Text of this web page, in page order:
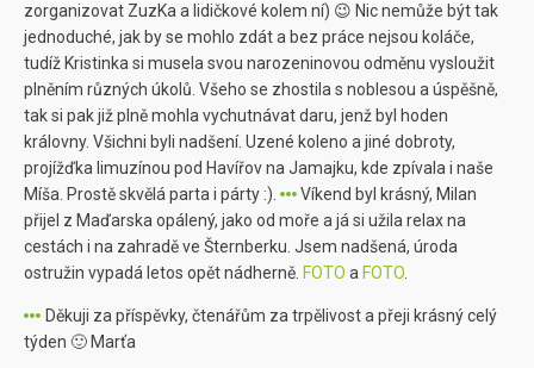
zorganizovat ZuzKa a lidičkové kolem ní) 😉 Nic nemůže být tak
jednoduché, jak by se mohlo zdát a bez práce nejsou koláče,
tudíž Kristinka si musela svou narozeninovou odměnu vysloužit
plněním různých úkolů. Všeho se zhostila s noblesou a úspěšně,
tak si pak již plně mohla vychutnávat daru, jenž byl hoden
královny. Všichni byli nadšení. Uzené koleno a jiné dobroty,
projížďka limuzínou pod Havířov na Jamajku, kde zpívala i naše
Míša. Prostě skvělá parta i párty :).
Víkend byl krásný, Milan
přijel z Maďarska opálený, jako od moře a já si užila relax na
cestách i na zahradě ve Šternberku. Jsem nadšená, úroda
ostružin vypadá letos opět nádherně. FOTO a FOTO
Děkuji za příspěvky, čtenářům za trpělivost a přeji krásný celý
týden 🙂 Marťa